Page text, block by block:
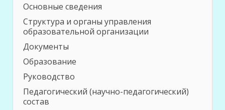
Основные сведения
Структура и органы управления
образовательной организации
Документы
Образование
Руководство
Педагогический (научно-педагогический)
состав